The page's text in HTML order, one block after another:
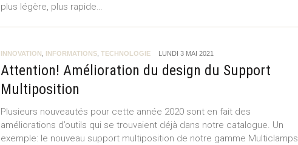
plus légère, plus rapide…
INNOVATION INFORMATIONS TECHNOLOGIE LUNDI 3 MAI 2021
Attention! Amélioration du design du Support
Multiposition
Plusieurs nouveautés pour cette année 2020 sont en fait des
améliorations d’outils qui se trouvaient déjà dans notre catalogue. Un
exemple: le nouveau support multiposition de notre gamme Multiclamps